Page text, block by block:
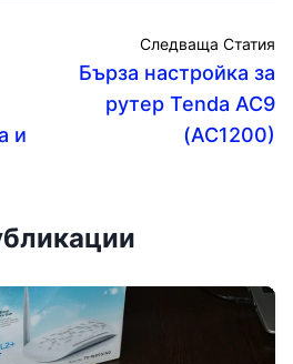
и
Следваща Статия
Бърза настройка за
рутер Tenda AC9
(AC1200)